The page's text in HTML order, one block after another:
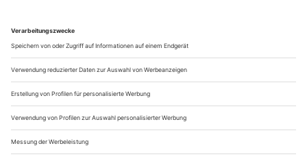
in Kraft.
Aus steuerlichen Gründen abweichende Preise für Käufe
außerhalb Deutschlands (Endpreis vor Auslösen der Bestellung
ersichtlich)